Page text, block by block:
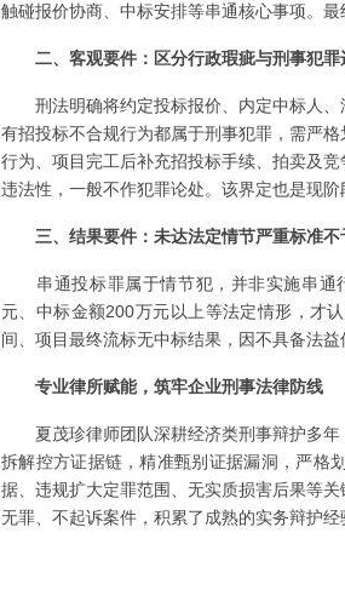
触碰报价协商、中标安排等串通核心事项。
二、客观要件：区分行政瑕疵与刑事犯罪
刑法明确将约定投标报价、内定中标人、
有招投标不合规行为都属于刑事犯罪，需严
行为、项目完工后补充招投标手续、拍卖及
违法性，一般不作犯罪论处。该界定也是现阶
三、结果要件：未达法定情节严重标准不
串通投标罪属于情节犯，并非实施串通
元、中标金额200万元以上等法定情形，才
间、项目最终流标无中标结果，因不具备法
专业律所赋能，筑牢企业刑事法律防线
夏茂珍律师团队深耕经济类刑事辩护多年
拆解控方证据链，精准甄别证据漏洞，严格
据、违规扩大定罪范围、无实质损害后果等
无罪、不起诉案件，积累了成熟的实务辩护